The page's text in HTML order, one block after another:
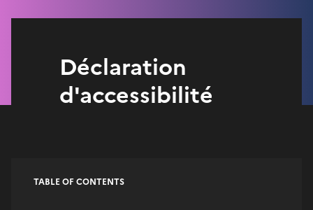
Déclaration
d'accessibilité
TABLE OF CONTENTS